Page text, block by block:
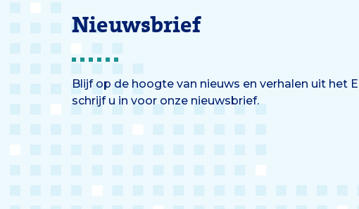
Nieuwsbrief
Blijf op de hoogte van nieuws en verhalen uit het
schrijf u in voor onze nieuwsbrief.